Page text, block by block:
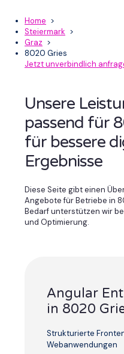
Home >
Steiermark >
Graz >
8020 Gries
Jetzt unverbindlich
Unsere
passend für
für bessere
Ergebnisse
Diese Seite gibt einen
Angebote für Betriebe in
Bedarf unterstützen wir
und Optimierung.
Angular
in 8020
Strukturierte
Webanwendungen